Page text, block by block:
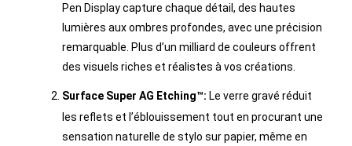
Pen Display capture chaque détail, des hautes
lumières aux ombres profondes, avec une précision
remarquable. Plus d’un milliard de couleurs offrent
des visuels riches et réalistes à vos créations.
Surface Super AG Etching™: Le verre gravé réduit
les reflets et l’éblouissement tout en procurant une
sensation naturelle de stylo sur papier, même en